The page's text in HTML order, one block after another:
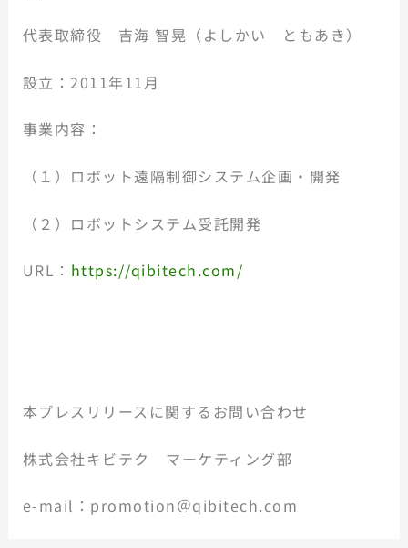
代表取締役 吉海 智晃（よしかい ともあき）
設立：2011年11月
事業内容：
（１）ロボット遠隔制御システム企画・開発
（２）ロボットシステム受託開発
URL： https://qibitech.com/
本プレスリリースに関するお問い合わせ
株式会社キビテク マーケティング部
e-mail：promotion＠qibitech.com